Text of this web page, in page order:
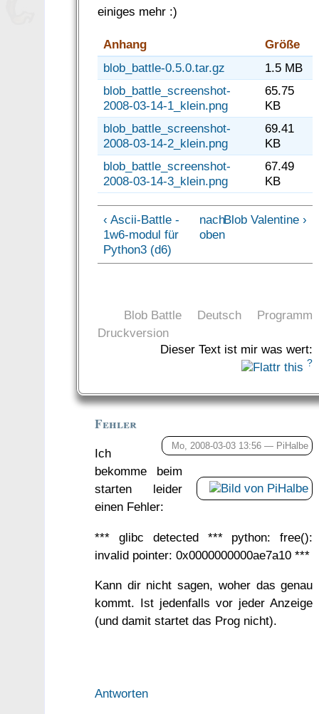
einiges mehr :)
Anhang
Größe
blob_battle-0.5.0.tar.gz
1.5 MB
blob_battle_screenshot-
2008-03-14-1_klein.png
65.75
KB
blob_battle_screenshot-
2008-03-14-2_klein.png
69.41
KB
blob_battle_screenshot-
2008-03-14-3_klein.png
67.49
KB
‹ Ascii-Battle -
1w6-modul für
Python3 (d6)
nach
oben
Blob Valentine ›
Blob Battle Deutsch
Programm
Druckversion
Dieser Text ist mir was wert:
?
Mo, 2008-03-03 13:56 — PiHalbe
Fehler
Ich
bekomme beim
starten leider
einen Fehler:
*** glibc detected *** python: free():
invalid pointer: 0x0000000000ae7a10 ***
Kann dir nicht sagen, woher das genau
kommt. Ist jedenfalls vor jeder Anzeige
(und damit startet das Prog nicht).
Antworten